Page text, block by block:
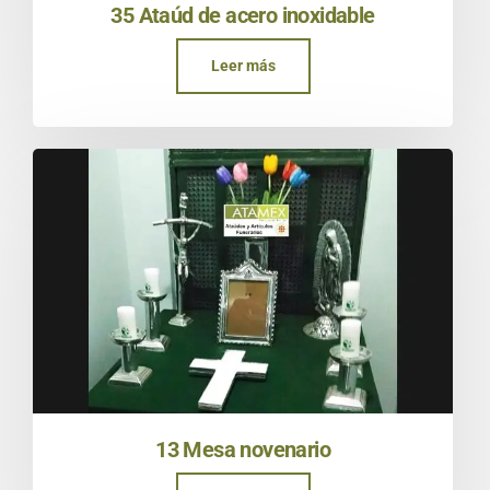
35 Ataúd de acero inoxidable
Leer más
13 Mesa novenario